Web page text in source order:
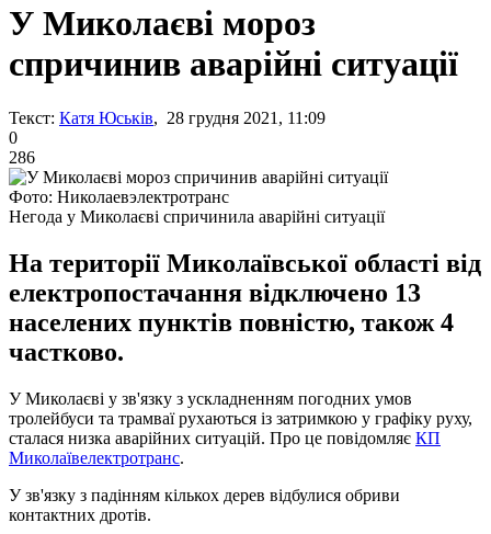
У Миколаєві мороз
спричинив аварійні ситуації
Текст: Катя Юськів, 28 грудня 2021, 11:09
0
286
Фото: Николаевэлектротранс
Негода у Миколаєві спричинила аварійні ситуації
На території Миколаївської області від
електропостачання відключено 13
населених пунктів повністю, також 4
частково.
У Миколаєві у зв'язку з ускладненням погодних умов
тролейбуси та трамваї рухаються із затримкою у графіку руху,
сталася низка аварійних ситуацій. Про це повідомляє КП
Миколаївелектротранс.
У зв'язку з падінням кількох дерев відбулися обриви
контактних дротів.